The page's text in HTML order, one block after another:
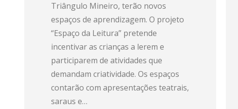
Triângulo Mineiro, terão novos
espaços de aprendizagem. O projeto
“Espaço da Leitura” pretende
incentivar as crianças a lerem e
participarem de atividades que
demandam criatividade. Os espaços
contarão com apresentações teatrais,
saraus e…